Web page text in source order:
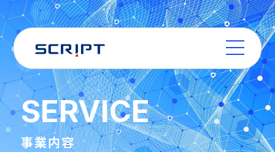
SERVICE
事業内容